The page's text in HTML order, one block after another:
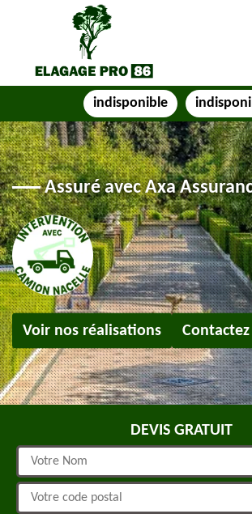
indisponible
Assuré avec Axa
Voir nos réalisations
DEVIS GRATUIT